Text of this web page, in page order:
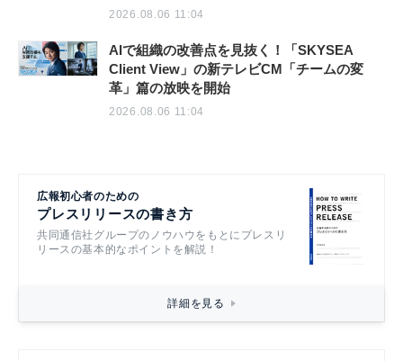
2026.08.06 11:04
AIで組織の改善点を見抜く！「SKYSEA
Client View」の新テレビCM「チームの変
革」篇の放映を開始
2026.08.06 11:04
広報初心者のための
プレスリリースの書き方
共同通信社グループのノウハウをもとにプレスリ
リースの基本的なポイントを解説！
詳細を見る